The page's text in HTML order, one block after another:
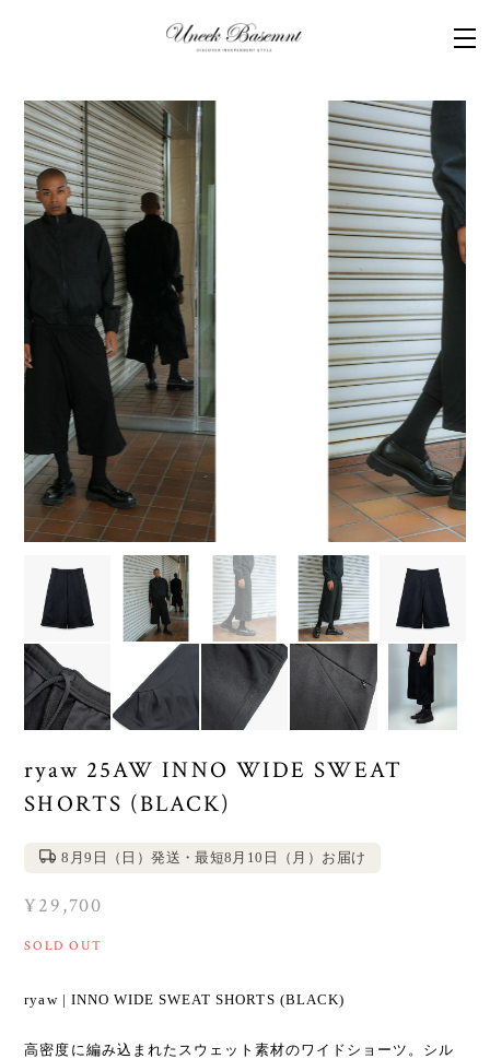
ryaw 25AW INNO WIDE SWEAT
SHORTS (BLACK)
8月9日（日）発送・最短8月10日（月）お届け
¥29,700
SOLD OUT
ryaw | INNO WIDE SWEAT SHORTS (BLACK)
高密度に編み込まれたスウェット素材のワイドショーツ。シル